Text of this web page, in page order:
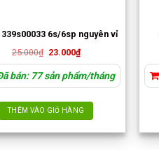
6s/6sp nguyên vỉ
25.000₫ Giá
là:
25.000₫.
23.000₫Giá
hiện
tại
là:
23.000₫.
bán: 77 sản phẩm/tháng
THÊM VÀO GIỎ HÀNG